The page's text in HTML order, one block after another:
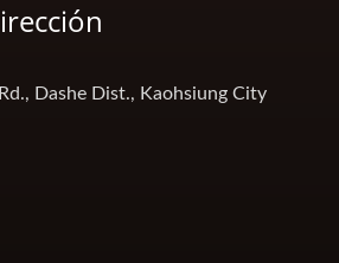
Dashe Dist., Kaohsiung City